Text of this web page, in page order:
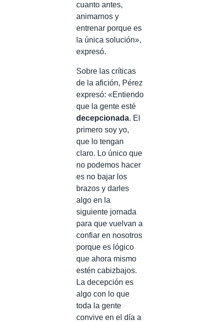
cuanto antes,
animarnos y
entrenar porque es
la única solución»,
expresó.
Sobre las críticas
de la afición, Pérez
expresó: «Entiendo
que la gente esté
decepcionada. El
primero soy yo,
que lo tengan
claro. Lo único que
no podemos hacer
es no bajar los
brazos y darles
algo en la
siguiente jornada
para que vuelvan a
confiar en nosotros
porque es lógico
que ahora mismo
estén cabizbajos.
La decepción es
algo con lo que
toda la gente
convive en el día a